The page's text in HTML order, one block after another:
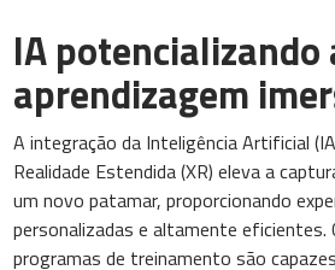
IA potencializando
aprendizagem
A integração da Inteligência Artificial
Realidade Estendida (XR) eleva a
um novo patamar, proporcionando
personalizadas e altamente eficientes.
programas de treinamento são